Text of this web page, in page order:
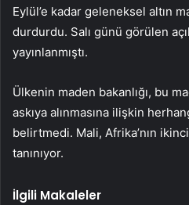
Eylül’e kadar geleneksel altın
durdurdu. Salı günü görülen
yayınlanmıştı.
Ülkenin maden bakanlığı, bu
askıya alınmasına ilişkin
belirtmedi. Mali, Afrika’nın
tanınıyor.
İlgili Makaleler